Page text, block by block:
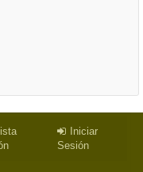
Iniciar
Sesión